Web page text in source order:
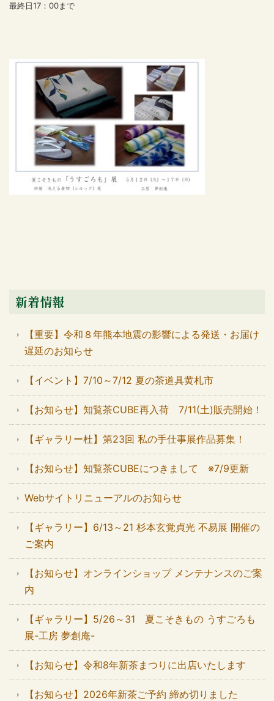
最終日17：00まで
新着情報
【重要】令和８年熊本地震の影響による発送・お届け
遅延のお知らせ
【イベント】7/10～7/12 夏の茶道具黄札市
【お知らせ】知覧茶CUBE再入荷 7/11(土)販売開始！
【ギャラリー杜】第23回 私の手仕事展作品募集！
【お知らせ】知覧茶CUBEにつきまして ※7/9更新
Webサイトリニューアルのお知らせ
【ギャラリー】6/13～21 杉本玄覚貞光 不易展 開催の
ご案内
【お知らせ】オンラインショップ メンテナンスのご案
内
【ギャラリー】5/26～31 夏こそきもの うすごろも
展-工房 夢創庵-
【お知らせ】令和8年新茶まつりに出店いたします
【お知らせ】2026年新茶ご予約 締め切りました